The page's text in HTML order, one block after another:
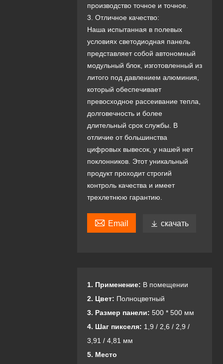
производство точное и точное.
3. Отличное качество:
Наша испытанная в полевых
условиях светодиодная панель
представляет собой автономный
модульный блок, изготовленный из
литого под давлением алюминия,
который обеспечивает
превосходное рассеивание тепла,
долговечность и более
длительный срок службы. В
отличие от большинства
цифровых вывесок, у нашей нет
поклонников. Этот уникальный
продукт проходит строгий
контроль качества и имеет
трехлетнюю гарантию.
 Email  скачать
1. Применение: В помещении
2. Цвет: Полноцветный
3. Размер панели: 500 * 500 мм
4. Шаг пикселя: 1,9 / 2,6 / 2,9 /
3,91 / 4,81 мм
5. Место